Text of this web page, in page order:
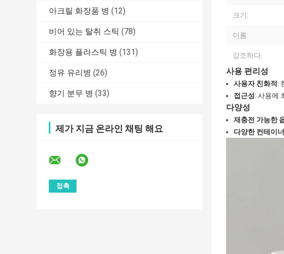
아크릴 화장품 병 (12)
비어 있는 탈취 스틱 (78)
화장용 플라스틱 병 (131)
정유 유리병 (26)
향기 분무 병 (33)
제가 지금 온라인 채팅 해요
크기:
이름:
강조하다:
사용 편리성
사용자 친화적 :
접근성: 사용에
다양성
재충전 가능한
다양한 컨테이너